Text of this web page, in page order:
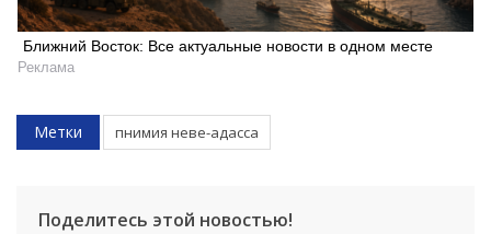
Ближний Восток: Все актуальные новости в одном месте
Реклама
Метки пнимия неве-адасса
Поделитесь этой новостью!